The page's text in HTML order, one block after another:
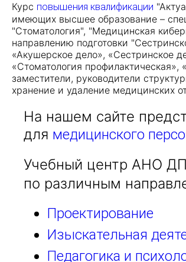
Курс повышения квалификации
имеющих высшее образование –
"Стоматология", "Медицинская
направлению подготовки
«Акушерское дело», «Сестринское
«Стоматология
заместители, руководители
хранение и удаление медицинских
На нашем сайте
для медицинского
Учебный центр АНО
по различным
Проектирование
Изыскательная
Педагогика и